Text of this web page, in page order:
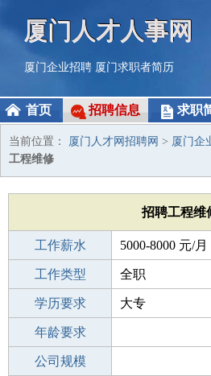
厦门人才人事网
厦门企业招聘 厦门求职者简历
首页 招聘信息 求职
当前位置： 厦门人才网招聘网 > 厦门企
工程维修
招聘工程维
工作薪水 5000-8000 元/月
招聘人数 1人
工作类型 全职
性别要求 -
学历要求 大专
工作经验
年龄要求
工作地点
公司规模